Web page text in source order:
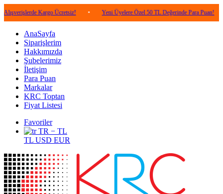
Kargo Ücretsiz! • Yeni Üyelere Özel 50 TL Değerinde Para Puan! •
AnaSayfa
Siparişlerim
Hakkımızda
Şubelerimiz
İletişim
Para Puan
Markalar
KRC Toptan
Fiyat Listesi
Favoriler
TR − TL
TL USD EUR